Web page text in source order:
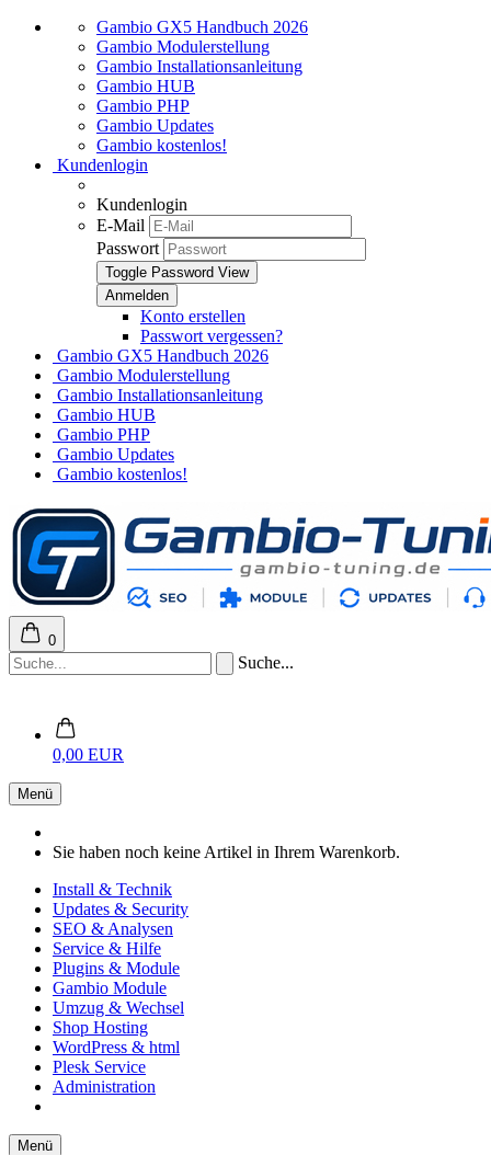
Gambio GX5 Handbuch 2026
Gambio Modulerstellung
Gambio Installationsanleitung
Gambio HUB
Gambio PHP
Gambio Updates
Gambio kostenlos!
Kundenlogin
Kundenlogin
E-Mail
Passwort
Toggle Password View
Konto erstellen
Passwort vergessen?
Gambio GX5 Handbuch 2026
Gambio Modulerstellung
Gambio Installationsanleitung
Gambio HUB
Gambio PHP
Gambio Updates
Gambio kostenlos!
0
Suche...
0,00 EUR
Menü
Sie haben noch keine Artikel in Ihrem Warenkorb.
Install & Technik
Updates & Security
SEO & Analysen
Service & Hilfe
Plugins & Module
Gambio Module
Umzug & Wechsel
Shop Hosting
WordPress & html
Plesk Service
Administration
Menü